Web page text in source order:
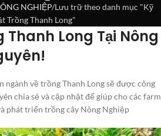
NGHIỆP Lưu trữ theo danh mục "Kỹ
Trồng Thanh Long"
Thanh Long Tại Nông
ngành về trồng Thanh Long sẽ được công
chia sẻ và cập nhật để giúp cho các farm
phát triển trồng cây Nông Nghiệp